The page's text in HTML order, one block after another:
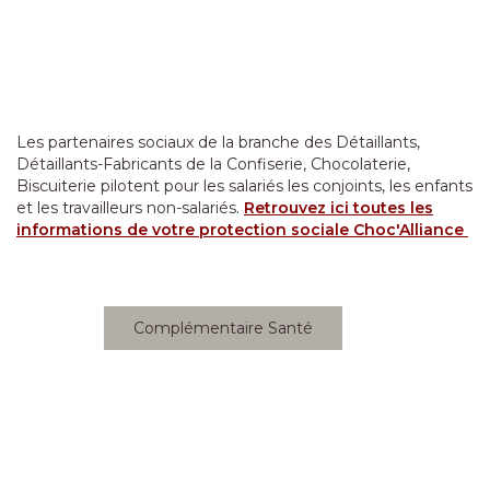
Les partenaires sociaux de la branche des Détaillants,
Détaillants-Fabricants de la Confiserie, Chocolaterie,
Biscuiterie pilotent pour les salariés les conjoints, les enfants
et les travailleurs non-salariés. Retrouvez ici toutes les
informations de votre protection sociale Choc'Alliance
Complémentaire Santé